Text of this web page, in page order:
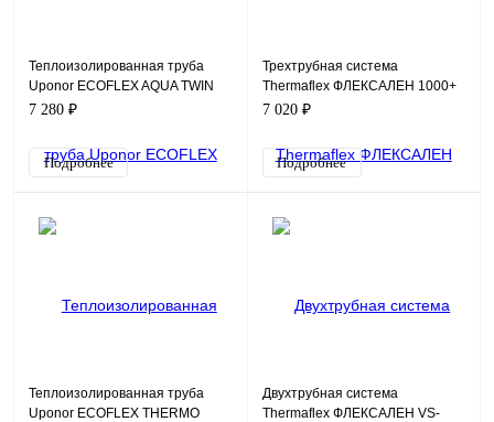
Теплоизолированная труба
Uponor ECOFLEX AQUA TWIN
ТРУБА 32X4,4-20X2,8/175 PN10
7 280 ₽
Подробнее
Трехтрубная система
Thermaflex ФЛЕКСАЛЕН 1000+
FV+R160Н2/40А32
7 020 ₽
Подробнее
Теплоизолированная труба
Uponor ECOFLEX THERMO
Двухтрубная система
Thermaflex ФЛЕКСАЛЕН VS-